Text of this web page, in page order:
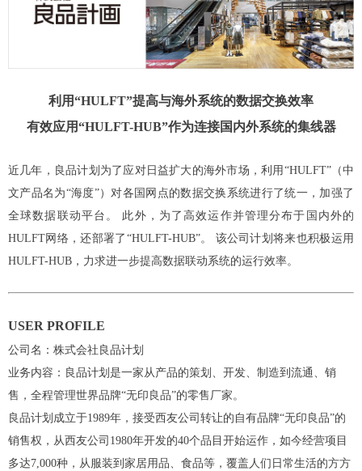
利用“HULFT”提高与海外系统的数据交换效率
有效应用“HULFT-HUB”作为连接国内外系统的集线器
近几年，良品计划为了应对日益扩大的海外市场，利用“HULFT”（中
文产品名为“海度”）对各国网点的数据交换系统进行了统一，加强了
全球数据联动平台。 此外，为了高效运作并管理分布于国内外的
HULFT网络，还部署了“HULFT-HUB”。 该公司计划将来也积极运用
HULFT-HUB，力求进一步提高数据联动系统的运行效率。
USER PROFILE
公司名：株式会社良品计划
业务内容：良品计划是一家从产品的策划、开发、制造到流通、销
售，全程管理世界品牌“无印良品”的零售厂家。
良品计划成立于1989年，接受西友公司转让的自有品牌“无印良品”的
销售权，从西友公司1980年开发的40个品目开始运作，如今经营项目
多达7,000种，从服装到家居用品、食品等，覆盖人们日常生活的方方